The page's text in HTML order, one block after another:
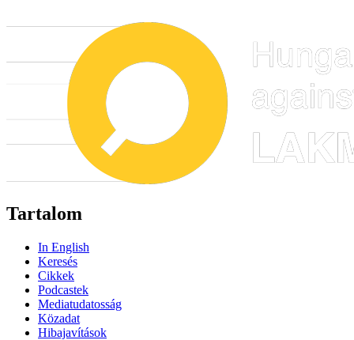
Tartalom
In English
Keresés
Cikkek
Podcastek
Mediatudatosság
Közadat
Hibajavítások